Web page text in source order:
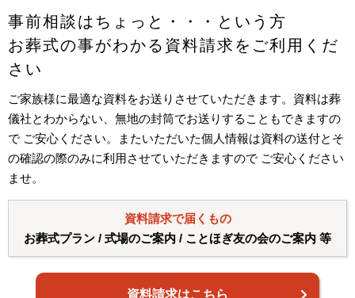
事前相談はちょっと・・・という方
お葬式の事がわかる資料請求をご利用くだ
さい
ご家族様に最適な資料をお送りさせていただきます。資料は葬
儀社とわからない、無地の封筒でお送りすることもできますの
で ご安心ください。またいただいた個人情報は資料の送付とそ
の確認の際のみに利用させていただきますので ご安心ください
ませ。
資料請求で届くもの
お葬式プラン / 式場のご案内 / ことほぎ友の会のご案内 等
資料請求はこちら